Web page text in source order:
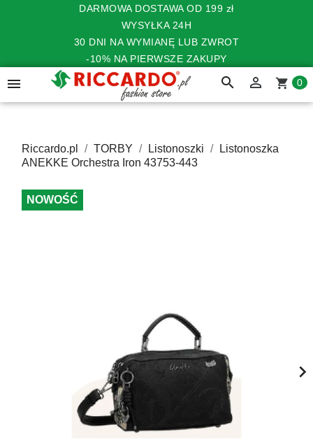
DARMOWA DOSTAWA OD 199 zł
WYSYŁKA 24H
30 DNI NA WYMIANĘ LUB ZWROT
-10% NA PIERWSZE ZAKUPY
 search  shopping_cart 0
Riccardo.pl TORBY Listonoszki
Listonoszka
ANEKKE Orchestra Iron 43753-443
NOWOŚĆ
